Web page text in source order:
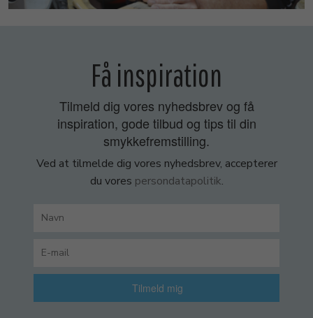
Få inspiration
Tilmeld dig vores nyhedsbrev og få
inspiration, gode tilbud og tips til din
smykkefremstilling.
Ved at tilmelde dig vores nyhedsbrev, accepterer
du vores persondatapolitik.
Tilmeld mig